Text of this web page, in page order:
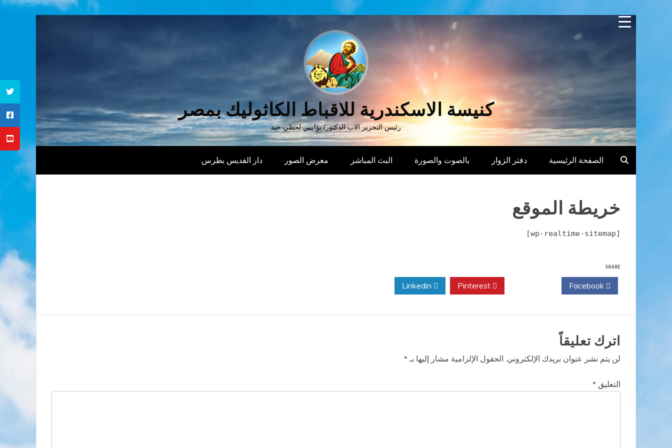
Skip
كنيسة الاسكندرية للاقباط الكاثوليك بمصر
رئيس التحرير الاب الدكتور/ يؤانس لحظي جيد
الصفحة الرئيسية دفتر الزوار بالصوت والصورة البث المباشر معرض الصور دار القديس بطرس
خريطة الموقع
[wp-realtime-sitemap]
SHARE
اترك تعليقاً
لن يتم نشر عنوان بريدك الإلكتروني. الحقول الإلزامية مشار إليها بـ*
التعليق *